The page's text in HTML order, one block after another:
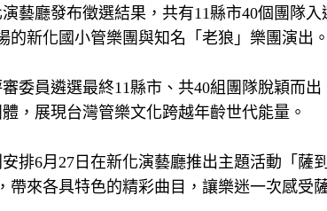
藝廳發布徵選結果，共有11縣市40個團隊入
新化國小管樂團與知名「老狼」樂團演出。
委員遴選最終11縣市、共40組團隊脫穎而出
，展現台灣管樂文化跨越年齡世代能量。
排6月27日在新化演藝廳推出主題活動「薩
帶來各具特色的精彩曲目，讓樂迷一次感受